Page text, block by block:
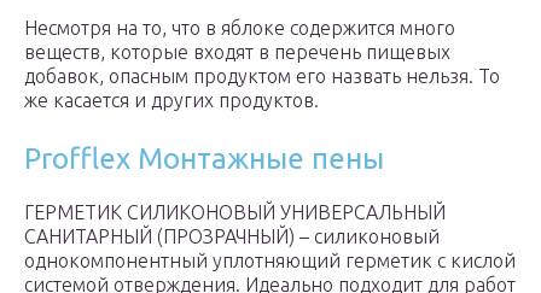
Несмотря на то, что в яблоке содержится много
веществ, которые входят в перечень пищевых
добавок, опасным продуктом его назвать нельзя. То
же касается и других продуктов.
Profflex Монтажные пены
ГЕРМЕТИК СИЛИКОНОВЫЙ УНИВЕРСАЛЬНЫЙ
САНИТАРНЫЙ (ПРОЗРАЧНЫЙ) – силиконовый
однокомпонентный уплотняющий герметик с кислой
системой отверждения. Идеально подходит для работ